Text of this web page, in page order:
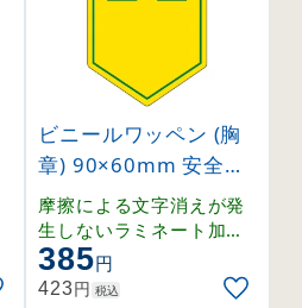
ビニールワッペン (胸
章) 90×60mm 安全ピ
ン式 安全衛生マーク (
126007)
摩擦による文字消えが発
生しないラミネート加工
済みワッペン。
385円
423円 税込